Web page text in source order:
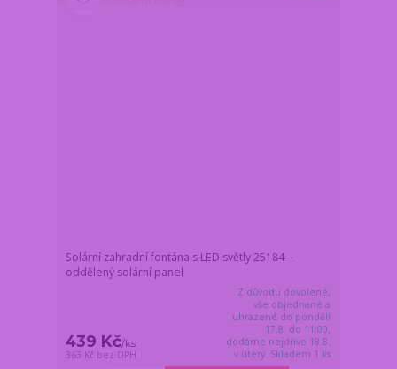
Solární zahradní fontána s LED světly 25184 –
oddělený solární panel
439 Kč/ks
363 Kč bez DPH
Z důvodu dovolené,
vše objednané a
uhrazené do pondělí
17.8. do 11:00,
dodáme nejdříve 18.8.
v úterý. Skladem 1 ks